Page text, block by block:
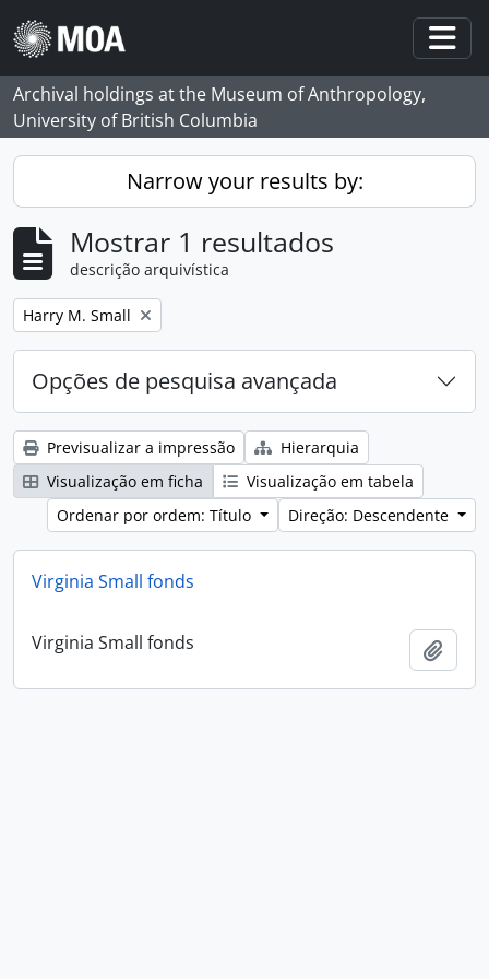
Skip to main content
Archival holdings at the Museum of Anthropology,
University of British Columbia
Narrow your results by:
Mostrar 1 resultados
descrição arquivística
Remove filter:
Harry M. Small
Opções de pesquisa avançada
Previsualizar a impressão
Hierarquia
Visualização em ficha
Visualização em tabela
Ordenar por ordem: Título
Direção: Descendente
Virginia Small fonds
Virginia Small fonds